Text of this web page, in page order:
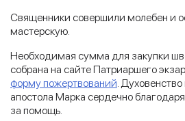
Священники совершили молебен и
мастерскую.
Необходимая сумма для закупки
собрана на сайте Патриаршего
форму пожертвований .
апостола Марка сердечно
за помощь.